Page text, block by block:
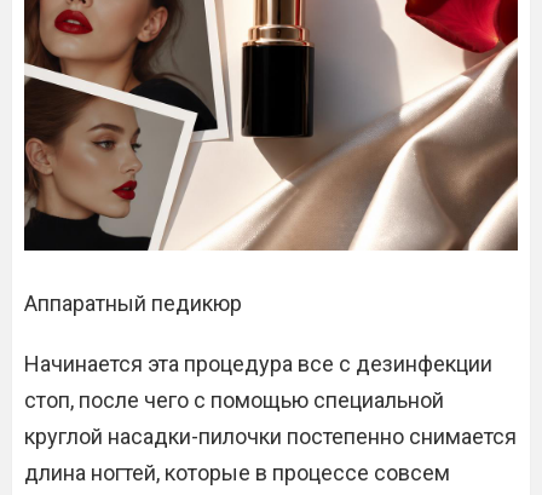
Аппаратный педикюр
Начинается эта процедура все с дезинфекции
стоп, после чего с помощью специальной
круглой насадки-пилочки постепенно снимается
длина ногтей, которые в процессе совсем